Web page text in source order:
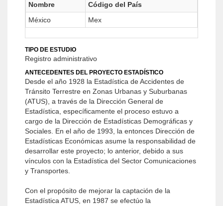
Nombre
Código del País
México
Mex
TIPO DE ESTUDIO
Registro administrativo
ANTECEDENTES DEL PROYECTO ESTADÍSTICO
Desde el año 1928 la Estadística de Accidentes de
Tránsito Terrestre en Zonas Urbanas y Suburbanas
(ATUS), a través de la Dirección General de
Estadística, específicamente el proceso estuvo a
cargo de la Dirección de Estadísticas Demográficas y
Sociales. En el año de 1993, la entonces Dirección de
Estadísticas Económicas asume la responsabilidad de
desarrollar este proyecto; lo anterior, debido a sus
vínculos con la Estadística del Sector Comunicaciones
y Transportes.
Con el propósito de mejorar la captación de la
Estadística ATUS, en 1987 se efectúo la